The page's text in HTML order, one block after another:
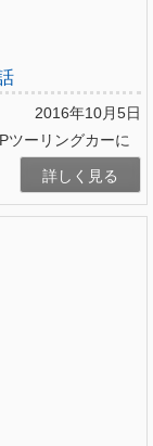
2016年10月5日
ツーリングカーに
詳しく見る